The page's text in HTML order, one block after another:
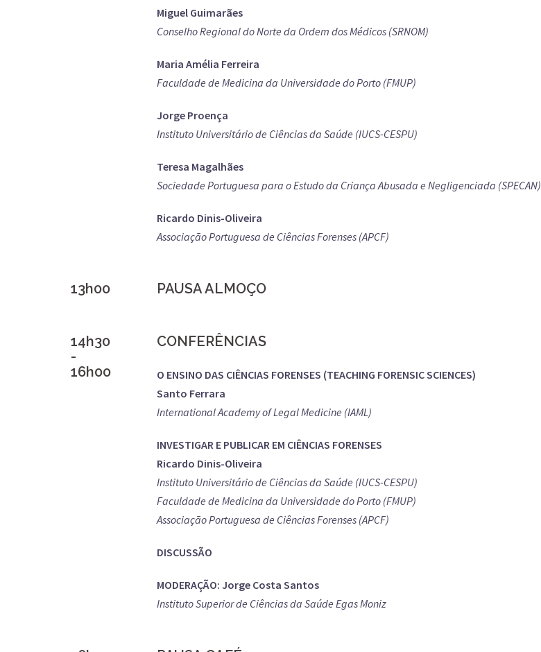
Miguel Guimarães
Conselho Regional do Norte da Ordem dos Médicos (SRNOM)
Maria Amélia Ferreira
Faculdade de Medicina da Universidade do Porto (FMUP)
Jorge Proença
Instituto Universitário de Ciências da Saúde (IUCS-CESPU)
Teresa Magalhães
Sociedade Portuguesa para o Estudo da Criança Abusada e Negligenciada (SPECAN)
Ricardo Dinis-Oliveira
Associação Portuguesa de Ciências Forenses (APCF)
13h00 PAUSA ALMOÇO
14h30
-
16h00
CONFERÊNCIAS
O ENSINO DAS CIÊNCIAS FORENSES (TEACHING FORENSIC SCIENCES)
Santo Ferrara
International Academy of Legal Medicine (IAML)
INVESTIGAR E PUBLICAR EM CIÊNCIAS FORENSES
Ricardo Dinis-Oliveira
Instituto Universitário de Ciências da Saúde (IUCS-CESPU)
Faculdade de Medicina da Universidade do Porto (FMUP)
Associação Portuguesa de Ciências Forenses (APCF)
DISCUSSÃO
MODERAÇÃO: Jorge Costa Santos
Instituto Superior de Ciências da Saúde Egas Moniz